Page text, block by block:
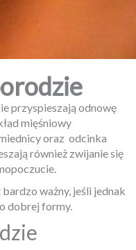
przyspieszają odnowę
mięśniowy
oraz odcinka
również zwijanie się
ważny, jeśli jednak
dobrej formy.